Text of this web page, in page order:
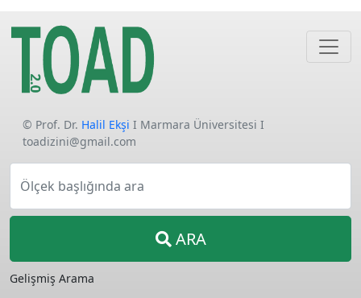
© Prof. Dr. Halil Ekşi I Marmara Üniversitesi I
toadizini@gmail.com
Ölçek başlığında ara
ARA
Gelişmiş Arama